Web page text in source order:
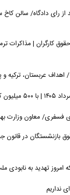
از رای دادگاه/ سالن کاخ
کارگران | مذاکرات
اهداف عربستان، ترکیه
فسفری/ معاون وزارت
بازنشستگان در قانون
امروز تهدید به
نداریم